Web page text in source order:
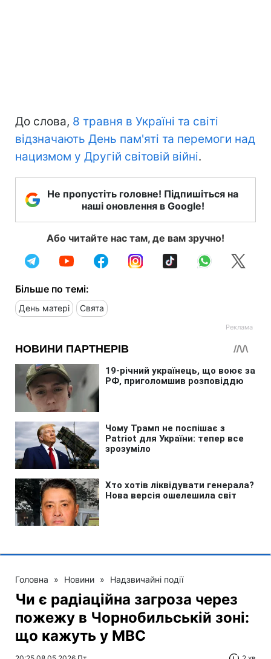
До слова, 8 травня в Україні та світі
відзначають День пам'яті та перемоги над
нацизмом у Другій світовій війні.
Не пропустіть головне! Підпишіться на
наші оновлення в Google!
Або читайте нас там, де вам зручно!
Більше по темі:
День матері Свята
Головна » Новини » Надзвичайні події
Чи є радіаційна загроза через
пожежу в Чорнобильській зоні:
що кажуть у МВС